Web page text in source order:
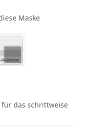
Maske
das schrittweise